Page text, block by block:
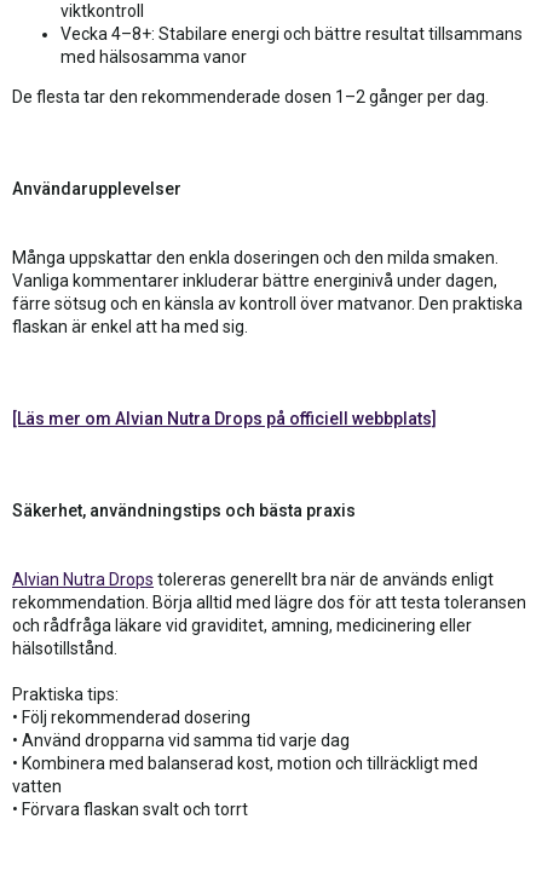
viktkontroll
Vecka 4–8+: Stabilare energi och bättre resultat tillsammans
med hälsosamma vanor
De flesta tar den rekommenderade dosen 1–2 gånger per dag.
Användarupplevelser
Många uppskattar den enkla doseringen och den milda smaken.
Vanliga kommentarer inkluderar bättre energinivå under dagen,
färre sötsug och en känsla av kontroll över matvanor. Den praktiska
flaskan är enkel att ha med sig.
[Läs mer om Alvian Nutra Drops på officiell webbplats]
Säkerhet, användningstips och bästa praxis
Alvian Nutra Drops tolereras generellt bra när de används enligt
rekommendation. Börja alltid med lägre dos för att testa toleransen
och rådfråga läkare vid graviditet, amning, medicinering eller
hälsotillstånd.
Praktiska tips:
• Följ rekommenderad dosering
• Använd dropparna vid samma tid varje dag
• Kombinera med balanserad kost, motion och tillräckligt med
vatten
• Förvara flaskan svalt och torrt